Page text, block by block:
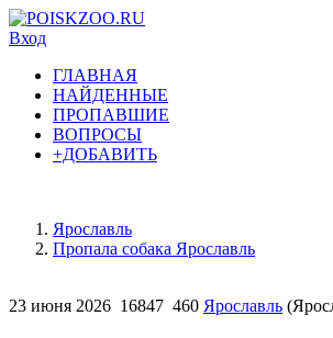
Вход
ГЛАВНАЯ
НАЙДЕННЫЕ
ПРОПАВШИЕ
ВОПРОСЫ
+ДОБАВИТЬ
Ярославль
Пропала собака Ярославль
23 июня 2026 16847 460 Ярославль